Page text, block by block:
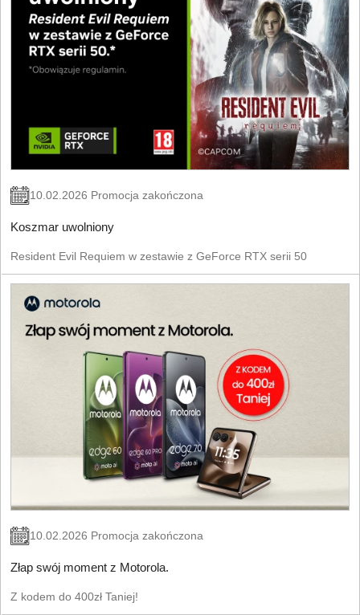
10.02.2026 Promocja zakończona
Koszmar uwolniony
Resident Evil Requiem w zestawie z GeForce RTX serii 50
10.02.2026 Promocja zakończona
Złap swój moment z Motorola.
Z kodem do 400zł Taniej!